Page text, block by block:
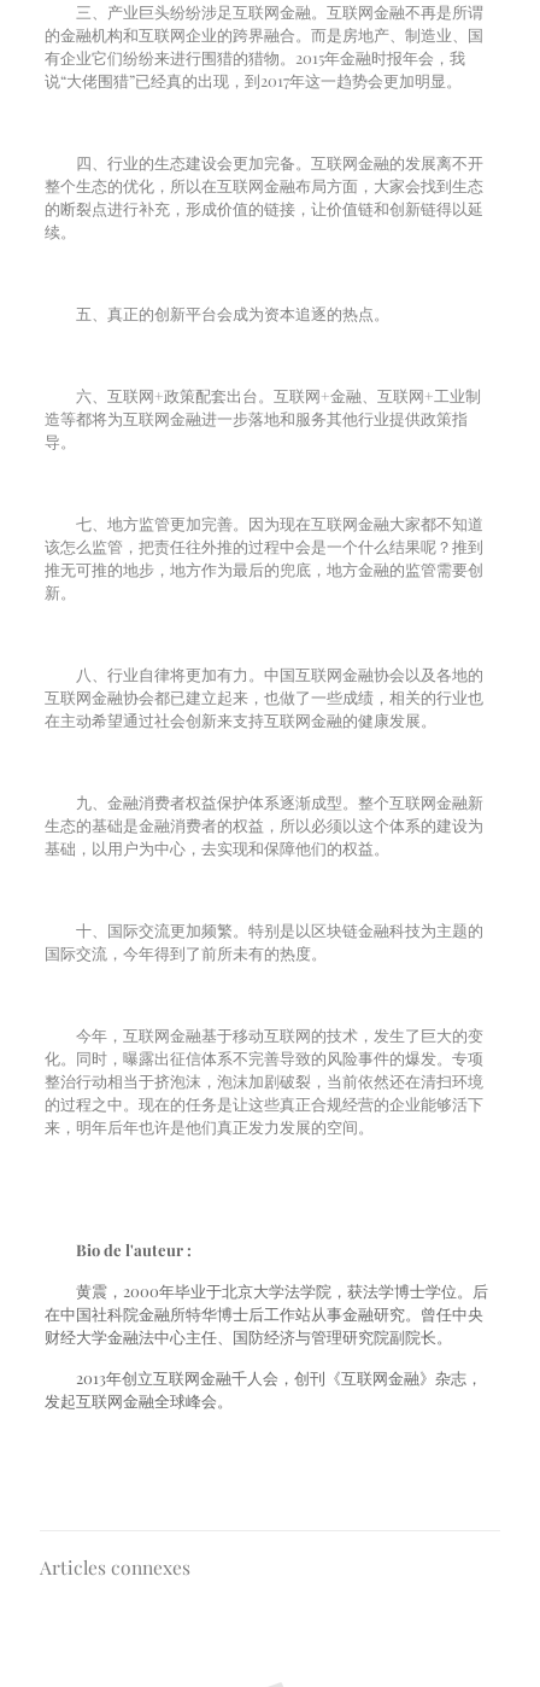
三、产业巨头纷纷涉足互联网金融。互联网金融不再是所谓
的金融机构和互联网企业的跨界融合。而是房地产、制造业、国
有企业它们纷纷来进行围猎的猎物。 2015年金融时报年会，我
说“大佬围猎”已经真的出现，到2017年这一趋势会更加明显。
四、行业的生态建设会更加完备。互联网金融的发展离不开
整个生态的优化，所以在互联网金融布局方面，大家会找到生态
的断裂点进行补充，形成价值的链接，让价值链和创新链得以延
续。
五、真正的创新平台会成为资本追逐的热点。
六、互联网+政策配套出台。互联网+金融、互联网+工业制
造等都将为互联网金融进一步落地和服务其他行业提供政策指
导。
七、地方监管更加完善。因为现在互联网金融大家都不知道
该怎么监管，把责任往外推的过程中会是一个什么结果呢？推到
推无可推的地步，地方作为最后的兜底，地方金融的监管需要创
新。
八、行业自律将更加有力。中国互联网金融协会以及各地的
互联网金融协会都已建立起来，也做了一些成绩，相关的行业也
在主动希望通过社会创新来支持互联网金融的健康发展。
九、金融消费者权益保护体系逐渐成型。整个互联网金融新
生态的基础是金融消费者的权益，所以必须以这个体系的建设为
基础，以用户为中心，去实现和保障他们的权益。
十、国际交流更加频繁。特别是以区块链金融科技为主题的
国际交流，今年得到了前所未有的热度。
今年，互联网金融基于移动互联网的技术，发生了巨大的变
化。同时，曝露出征信体系不完善导致的风险事件的爆发。专项
整治行动相当于挤泡沫，泡沫加剧破裂，当前依然还在清扫环境
的过程之中。现在的任务是让这些真正合规经营的企业能够活下
来，明年后年也许是他们真正发力发展的空间。
Bio de l'auteur :
黄震， 2000年毕业于北京大学法学院，获法学博士学位。后
在中国社科院金融所特华博士后工作站从事金融研究。曾任中央
财经大学金融法中心主任、国防经济与管理研究院副院长。
2013年创立互联网金融千人会，创刊《互联网金融》杂志，
发起互联网金融全球峰会。
Articles connexes